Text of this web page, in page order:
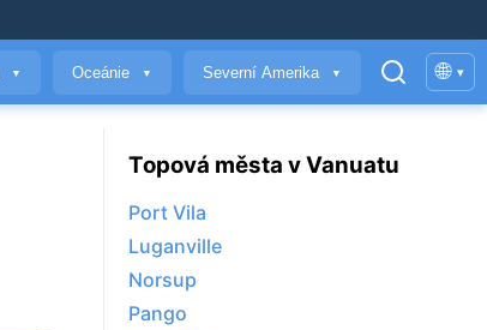
▼ Oceánie ▼ Severní Amerika ▼ 🌐 ▾
Topová města v Vanuatu
Port Vila
Luganville
Norsup
Pango